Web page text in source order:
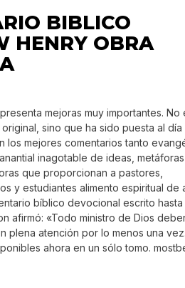
BIBLICO
HENRY OBRA
mejoras muy importantes. No
sino que ha sido puesta al día
los mejores comentarios tanto
inagotable de ideas,
que proporcionan a pastores,
y estudiantes alimento espiritual de
bíblico devocional escrito hasta
afirmó: «Todo ministro de Dios
plena atención por lo menos una
ahora en un sólo tomo.